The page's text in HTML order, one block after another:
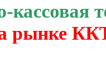
кассовая
рынке